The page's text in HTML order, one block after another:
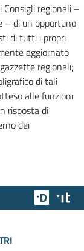
Consigli regionali –
– di un opportuno
di tutti i propri
aggiornato
regionali;
di tali
alle funzioni
risposta di
dei
Team